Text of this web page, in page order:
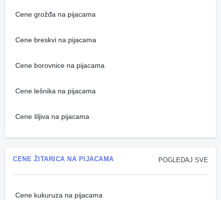
Cene grožđa na pijacama
Cene breskvi na pijacama
Cene borovnice na pijacama
Cene lešnika na pijacama
Cene šljiva na pijacama
POGLEDAJ SVE
CENE ŽITARICA NA PIJACAMA
Cene kukuruza na pijacama